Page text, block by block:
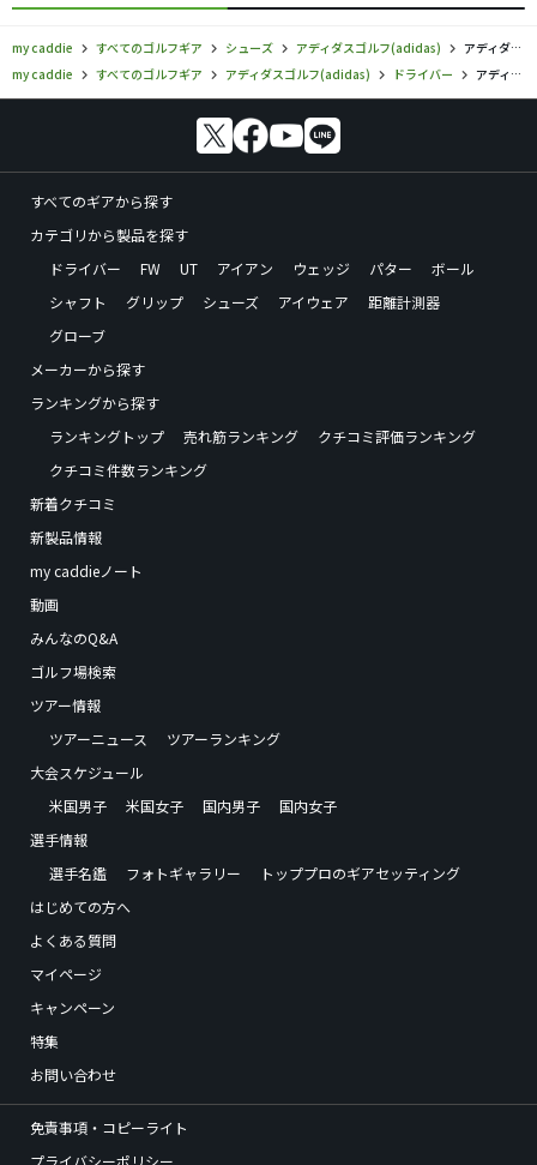
my caddie すべてのゴルフギア シューズ アディダスゴルフ(adidas)
アディダスゴルフ／ドライバー／シューズの口コミ評価
my caddie
すべてのゴルフギア アディダスゴルフ(adidas) ドライバー アディダスゴルフ／ドライバー／シューズの口コミ評価
すべてのギアから探す
カテゴリから製品を探す
ドライバー
FW UT アイアン ウェッジ パター
ボール
シャフト
グリップ シューズ アイウェア
距離計測器
グローブ
メーカーから探す
ランキングから探す
ランキングトップ
売れ筋ランキング
クチコミ評価ランキング
クチコミ件数ランキング
新着クチコミ
新製品情報
my caddieノート
動画
みんなのQ&A
ゴルフ場検索
ツアー情報
ツアーニュース
ツアーランキング
大会スケジュール
米国男子
米国女子 国内男子
国内女子
選手情報
選手名鑑
フォトギャラリー
トッププロのギアセッティング
はじめての方へ
よくある質問
マイページ
キャンペーン
特集
お問い合わせ
免責事項・コピーライト
プライバシーポリシー